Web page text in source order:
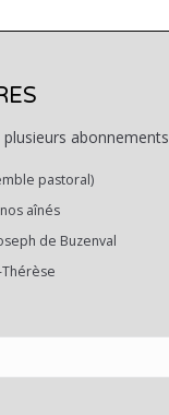
abonnements
pastoral)
aînés
de Buzenval